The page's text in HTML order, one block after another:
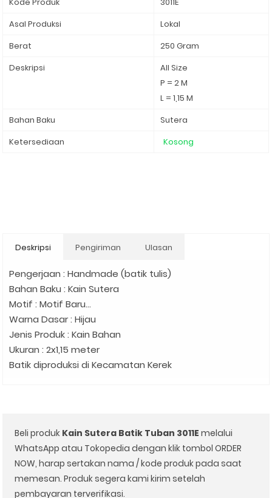
Asal Produksi
Lokal
Berat
250 Gram
Deskripsi
All Size
P = 2 M
L = 1,15 M
Bahan Baku
Sutera
Ketersediaan
Kosong
Deskripsi Pengiriman Ulasan
Pengerjaan : Handmade (batik tulis)
Bahan Baku : Kain Sutera
Motif : Motif Baru...
Warna Dasar : Hijau
Jenis Produk : Kain Bahan
Ukuran : 2x1,15 meter
Batik diproduksi di Kecamatan Kerek
Beli produk Kain Sutera Batik Tuban 3011E melalui
WhatsApp atau Tokopedia dengan klik tombol ORDER
NOW, harap sertakan nama / kode produk pada saat
memesan. Produk segera kami kirim setelah
pembayaran terverifikasi.